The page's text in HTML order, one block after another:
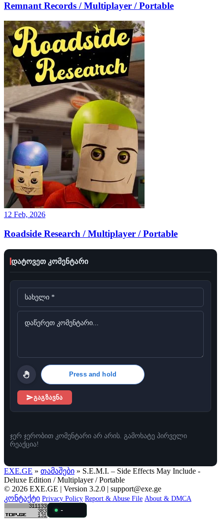
Remnant Records / Multiplayer / Portable
12 Feb, 2026
Roadside Research / Multiplayer / Portable
დატოვეთ კომენტარი
Press and hold
გაგზავნა
ჯერ ჯერობით კომენტარი არ არის. გამოხატე პირველი
რეაქცია!
EXE.GE » თამაშები » S.E.M.I. – Side Effects May Include -
Deluxe Edition / Multiplayer / Portable
© 2026 EXE.GE | Version 3.2.0 | support@exe.ge
კონტაქტი Privacy Policy Report & Abuse File About & DMCA
-